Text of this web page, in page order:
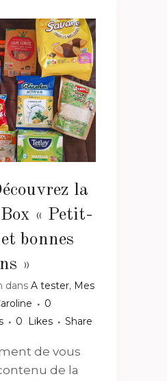
la
« Petit-
bonnes
»
dans A tester, Mes
0
0 Likes Share
de vous
de la